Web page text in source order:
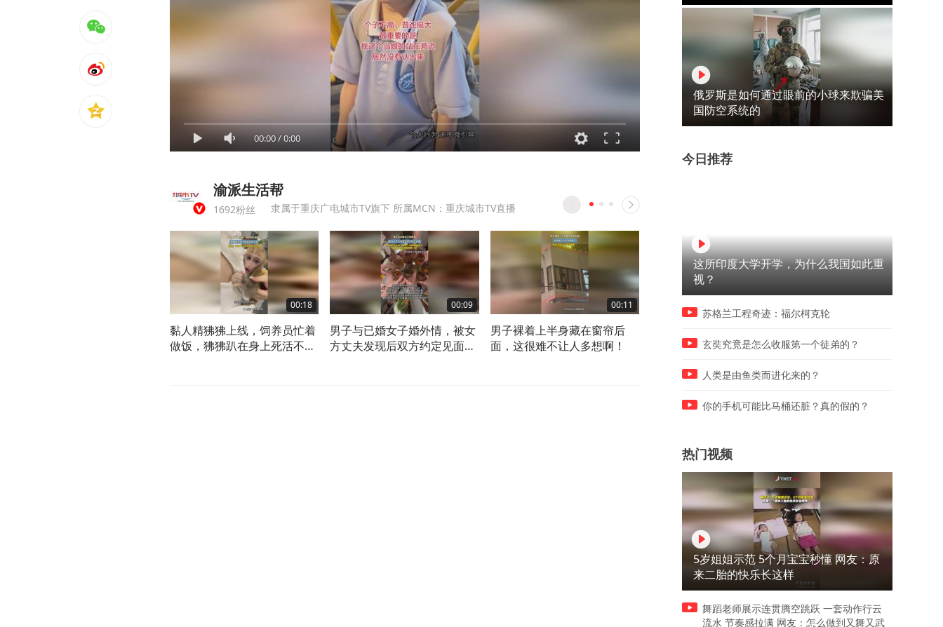
00:00/0:00
渝派生活帮
1692粉丝 隶属于重庆广电城市TV旗下 所属MCN：重庆城市TV直播
00:18
黏人精狒狒上线，饲养员忙着
做饭，狒狒趴在身上死活不肯
00:09
男子与已婚女子婚外情，被女
方丈夫发现后双方约定见面，
00:11
男子裸着上半身藏在窗帘后
面，这很难不让人多想啊！
致，高跟鞋7公分起步，对孙
天填不满，不料楼下变成“泥
俄罗斯是如何通过眼前的小球来欺骗美
国防空系统的
今日推荐
这所印度大学开学，为什么我国如此重
视？
苏格兰工程奇迹：福尔柯克轮
玄奘究竟是怎么收服第一个徒弟的？
人类是由鱼类而进化来的？
你的手机可能比马桶还脏？真的假的？
热门视频
5岁姐姐示范 5个月宝宝秒懂 网友：原
来二胎的快乐长这样
舞蹈老师展示连贯腾空跳跃 一套动作行云
流水 节奏感拉满 网友：怎么做到又舞又武